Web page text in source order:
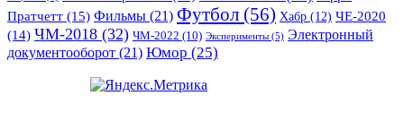
Пратчетт (15) Фильмы (21) Футбол (56) Хабр (12) ЧЕ-2020
(14) ЧМ-2018 (32) ЧМ-2022 (10) Эксперименты (5) Электронный
документооборот (21) Юмор (25)